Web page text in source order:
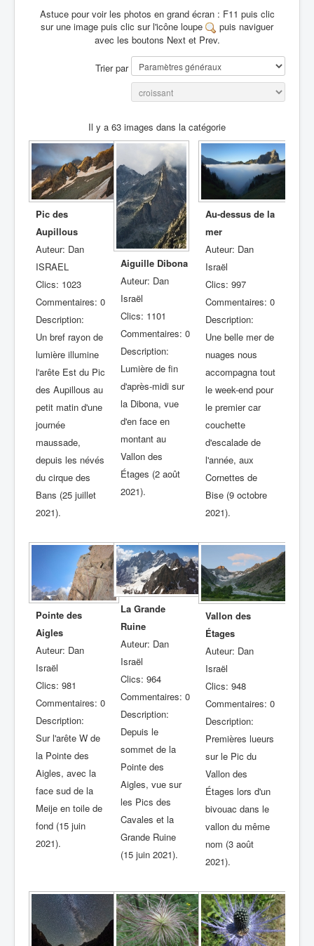
Astuce pour voir les photos en grand écran : F11 puis clic
sur une image puis clic sur l'icône loupe
puis naviguer
avec les boutons Next et Prev.
Trier par
Il y a 63 images dans la catégorie
Pic des
Aupillous
Auteur: Dan
ISRAEL
Clics: 1023
Commentaires: 0
Description:
Un bref rayon de
lumière illumine
l'arête Est du Pic
des Aupillous au
petit matin d'une
journée
maussade,
depuis les névés
du cirque des
Bans (25 juillet
2021).
Aiguille Dibona
Auteur: Dan
Israël
Clics: 1101
Commentaires: 0
Description:
Lumière de fin
d'après-midi sur
la Dibona, vue
d'en face en
montant au
Vallon des
Étages (2 août
2021).
Au-dessus de la
mer
Auteur: Dan
Israël
Clics: 997
Commentaires: 0
Description:
Une belle mer de
nuages nous
accompagna tout
le week-end pour
le premier car
couchette
d'escalade de
l'année, aux
Cornettes de
Bise (9 octobre
2021).
Pointe des
Aigles
Auteur: Dan
Israël
Clics: 981
Commentaires: 0
Description:
Sur l'arête W de
la Pointe des
Aigles, avec la
face sud de la
Meije en toile de
fond (15 juin
2021).
La Grande
Ruine
Auteur: Dan
Israël
Clics: 964
Commentaires: 0
Description:
Depuis le
sommet de la
Pointe des
Aigles, vue sur
les Pics des
Cavales et la
Grande Ruine
(15 juin 2021).
Vallon des
Étages
Auteur: Dan
Israël
Clics: 948
Commentaires: 0
Description:
Premières lueurs
sur le Pic du
Vallon des
Étages lors d'un
bivouac dans le
vallon du même
nom (3 août
2021).